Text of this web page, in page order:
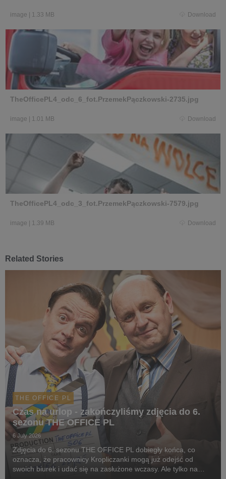
image 1.33 MB Download
TheOfficePL4_odc_6_fot.PrzemekPączkowski-2735.jpg
image 1.01 MB Download
TheOfficePL4_odc_3_fot.PrzemekPączkowski-7579.jpg
image 1.39 MB Download
Related Stories
THE OFFICE PL
Czas na urlop - zakończyliśmy zdjęcia do 6.
sezonu THE OFFICE PL
6 July 2026
Zdjęcia do 6. sezonu THE OFFICE PL dobiegły końca, co
oznacza, że pracownicy Kropliczanki mogą już odejść od
swoich biurek i udać się na zasłużone wczasy. Ale tylko na